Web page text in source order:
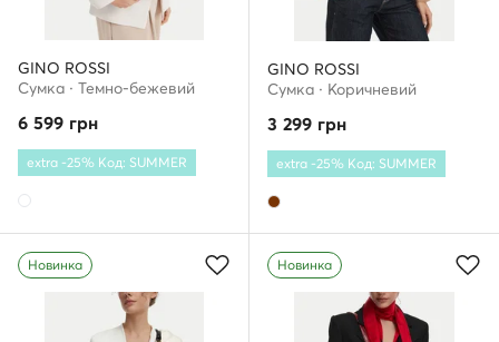
GINO ROSSI
Сумка · Темно-бежевий
6 599 грн
extra -25% Код: SUMMER
GINO ROSSI
Сумка · Коричневий
3 299 грн
extra -25% Код: SUMMER
Новинка Новинка